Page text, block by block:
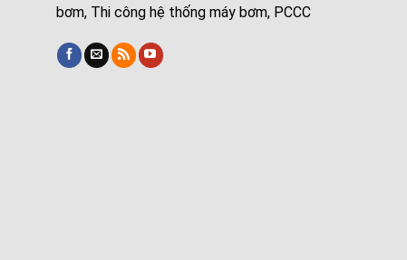
bơm, Thi công hệ thống máy bơm, PCCC